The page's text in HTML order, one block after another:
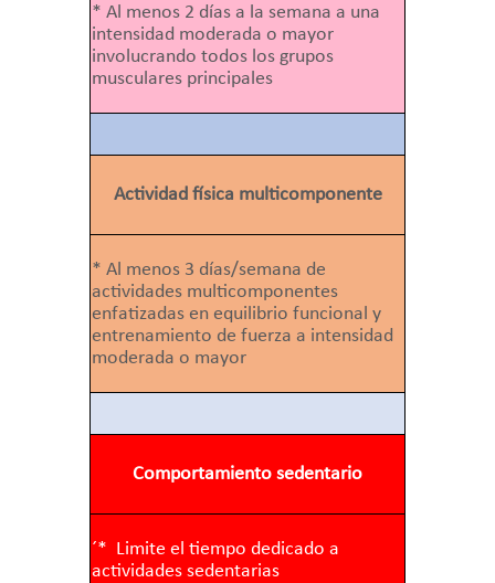
* Al menos 2 días a la semana a una
intensidad moderada o mayor
involucrando todos los grupos
musculares principales
Actividad física multicomponente
* Al menos 3 días/semana de
actividades multicomponentes
enfatizadas en equilibrio funcional y
entrenamiento de fuerza a intensidad
moderada o mayor
Comportamiento sedentario
´* Limite el tiempo dedicado a
actividades sedentarias